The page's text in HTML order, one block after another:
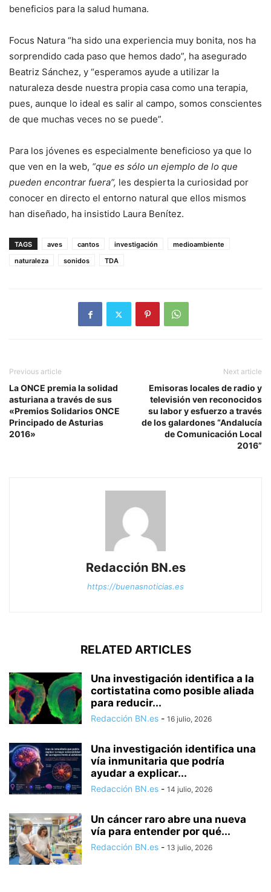
beneficios para la salud humana.
Focus Natura “ha sido una experiencia muy bonita, nos ha
sorprendido cada paso que hemos dado”, ha asegurado
Beatriz Sánchez, y “esperamos ayude a utilizar la
naturaleza desde nuestra propia casa como una terapia,
pues, aunque lo ideal es salir al campo, somos conscientes
de que muchas veces no se puede”.
Para los jóvenes es especialmente beneficioso ya que lo
que ven en la web, “que es sólo un ejemplo de lo que
pueden encontrar fuera”, les despierta la curiosidad por
conocer en directo el entorno natural que ellos mismos
han diseñado, ha insistido Laura Benítez.
TAGS aves cantos investigación
medioambiente
naturaleza
sonidos TDA
Previous article
La ONCE premia la solidad
asturiana a través de sus
«Premios Solidarios ONCE
Principado de Asturias
2016»
Next article
Emisoras locales de radio y
televisión ven reconocidos
su labor y esfuerzo a través
de los galardones “Andalucía
de Comunicación Local
2016”
Redacción BN.es
https://buenasnoticias.es
RELATED ARTICLES
Una investigación identifica a la
cortistatina como posible aliada
para reducir...
Redacción BN.es - 16 julio, 2026
Una investigación identifica una
vía inmunitaria que podría
ayudar a explicar...
Redacción BN.es - 14 julio, 2026
Un cáncer raro abre una nueva
vía para entender por qué...
Redacción BN.es - 13 julio, 2026